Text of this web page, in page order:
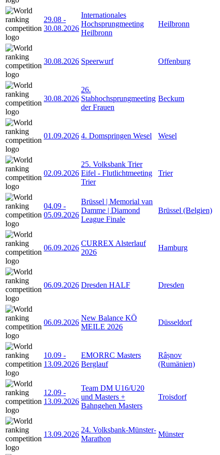
29.08 -
30.08.2026
Internationales
Hochsprungmeeting
Heilbronn
Heilbronn
30.08.2026 Speerwurf Offenburg
30.08.2026
26.
Stabhochsprungmeeting
der Frauen
Beckum
01.09.2026 4. Domspringen Wesel Wesel
02.09.2026
25. Volksbank Trier
Eifel - Flutlichtmeeting
Trier
Trier
04.09 -
05.09.2026
Brüssel | Memorial van
Damme | Diamond
League Finale
Brüssel (Belgien)
06.09.2026
CURREX Alsterlauf
2026
Hamburg
06.09.2026 Dresden HALF Dresden
06.09.2026
New Balance KÖ
MEILE 2026
Düsseldorf
10.09 -
13.09.2026
EMORRC Masters
Berglauf
Râșnov
(Rumänien)
12.09 -
13.09.2026
Team DM U16/U20
und Masters +
Bahngehen Masters
Troisdorf
13.09.2026
24. Volksbank-Münster-
Marathon
Münster